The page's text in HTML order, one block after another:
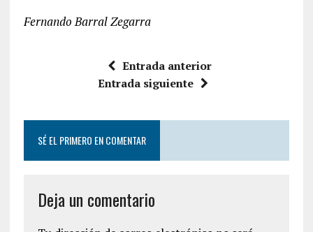
Fernando Barral Zegarra
Entrada anterior
Entrada siguiente
SÉ EL PRIMERO EN COMENTAR
Deja un comentario